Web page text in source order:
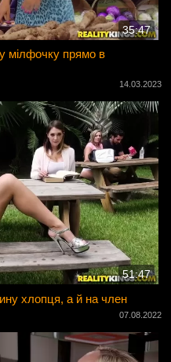
35:47
мілфочку прямо в
14.03.2023
51:47
хлопця, а й на член
07.08.2022